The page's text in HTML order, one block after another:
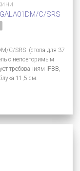
C/SRS
C/SRS (стопа для 37
с неповторимым
требованиям IFBB,
11,5 см.